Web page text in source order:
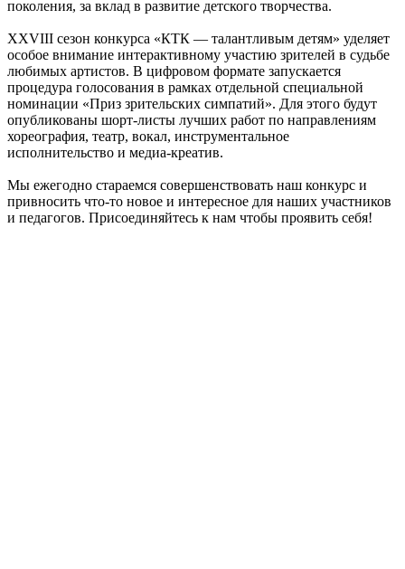
поколения, за вклад в развитие детского творчества.
XXVIII сезон конкурса «КТК — талантливым детям» уделяет
особое внимание интерактивному участию зрителей в судьбе
любимых артистов. В цифровом формате запускается
процедура голосования в рамках отдельной специальной
номинации «Приз зрительских симпатий». Для этого будут
опубликованы шорт-листы лучших работ по направлениям
хореография, театр, вокал, инструментальное
исполнительство и медиа-креатив.
Мы ежегодно стараемся совершенствовать наш конкурс и
привносить что-то новое и интересное для наших участников
и педагогов. Присоединяйтесь к нам чтобы проявить себя!